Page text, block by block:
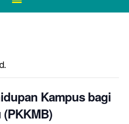
Kampus bagi